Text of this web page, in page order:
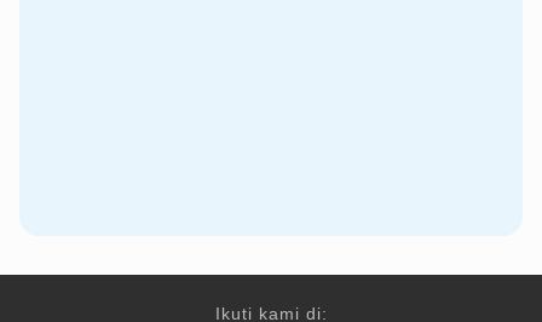
Ikuti kami di: